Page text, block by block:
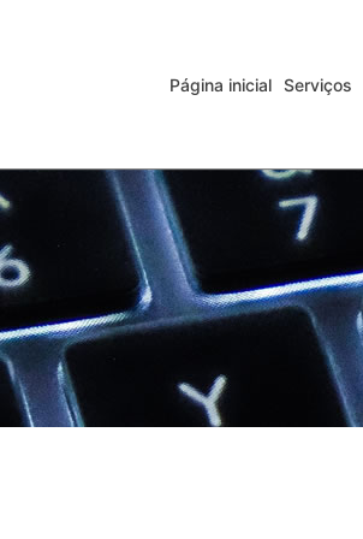
Página inicial Serviços